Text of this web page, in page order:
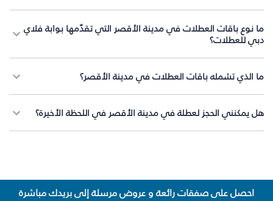
ما نوع باقات العطلات في مدينة الأقصر التي تقدّمها بوابة فلاي
دبي للعطلات؟
ما الذي تشمله باقات العطلات في مدينة الأقصر؟
هل يمكنني الحجز لعطلة في مدينة الأقصر في اللحظة الأخيرة؟
احصل على صفقات رائعة و عروض مرسلة إلى بريدك مباشرة